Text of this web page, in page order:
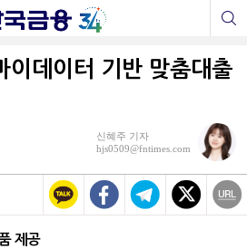
이데이터 기반 맞춤대출
신혜주 기자
hjs0509@fntimes.com
제공